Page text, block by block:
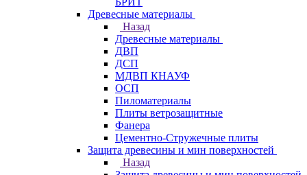
Древесные материалы
Назад
Древесные материалы
ДВП
ДСП
МДВП КНАУФ
ОСП
Пиломатериалы
Плиты ветрозащитные
Фанера
Цементно-Стружечные плиты
Защита древесины и мин поверхностей
Назад